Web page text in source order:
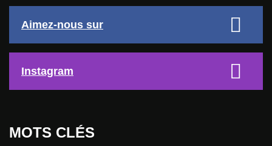
Aimez-nous sur
Instagram
MOTS CLÉS